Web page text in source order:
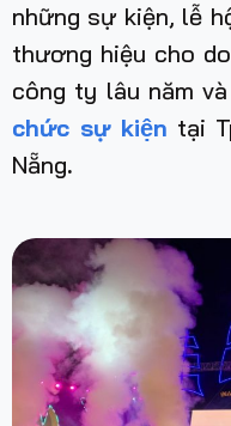
những sự kiện, lễ
thương hiệu cho
công ty lâu năm
chức sự kiện tại
Nẵng.